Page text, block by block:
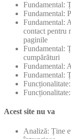
Fundamental:
Fundamental:
Fundamental:
contact pentru
paginile
Fundamental:
cumpărături
Fundamental:
Fundamental:
Acest site nu va
Analiză: Ține